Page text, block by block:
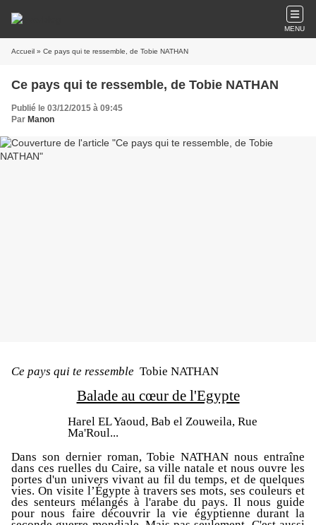
MENU
Accueil » Ce pays qui te ressemble, de Tobie NATHAN
Ce pays qui te ressemble, de Tobie NATHAN
Publié le 03/12/2015 à 09:45
Par Manon
Ce pays qui te ressemble Tobie NATHAN
Balade au cœur de l'Egypte
Harel EL Yaoud, Bab el Zouweila, Rue
Ma'Roul...
Dans son dernier roman, Tobie NATHAN nous entraîne
dans ces ruelles du Caire, sa ville natale et nous ouvre les
portes d'un univers vivant au fil du temps, et de quelques
vies. On visite l’Égypte à travers ses mots, ses couleurs et
des senteurs mélangés à l'arabe du pays. Il nous guide
pour nous faire découvrir la vie égyptienne durant la